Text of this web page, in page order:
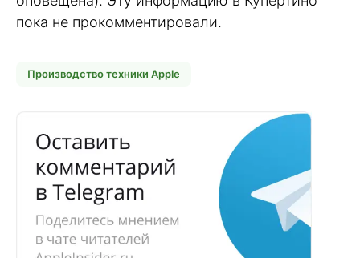
пока не прокомментировали.
Производство техники Apple